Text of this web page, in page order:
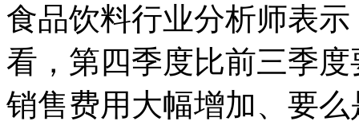
食品饮料行业分析师表
看，第四季度比前三季
销售费用大幅增加、要